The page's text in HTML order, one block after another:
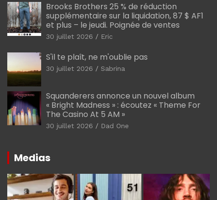
Brooks Brothers 25 % de réduction
supplémentaire sur la liquidation, 87 $ AF1
et plus – le jeudi. Poignée de ventes
30 juillet 2026 Eric
S'il te plaît, ne m'oublie pas
30 juillet 2026 Sabrina
Squanderers annonce un nouvel album
« Bright Madness » : écoutez « Theme For
The Casino At 5 AM »
30 juillet 2026 Dad One
Medias